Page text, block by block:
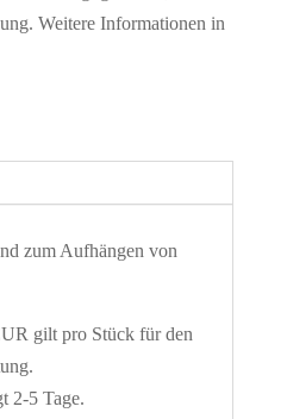
Weitere Informationen in
zum Aufhängen von
gilt pro Stück für den
2-5 Tage.